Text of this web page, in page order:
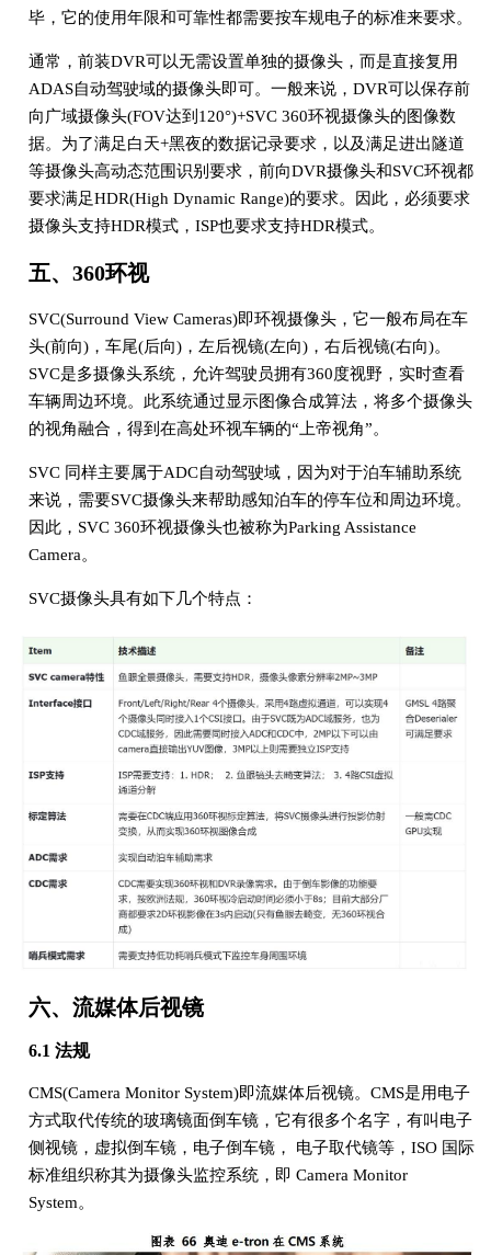
毕，它的使用年限和可靠性都需要按车规电子的标准来要求。
通常，前装DVR可以无需设置单独的摄像头，而是直接复用
ADAS自动驾驶域的摄像头即可。一般来说，DVR可以保存前
向广域摄像头(FOV达到120°)+SVC 360环视摄像头的图像数
据。为了满足白天+黑夜的数据记录要求，以及满足进出隧道
等摄像头高动态范围识别要求，前向DVR摄像头和SVC环视都
要求满足HDR(High Dynamic Range)的要求。因此，必须要求
摄像头支持HDR模式，ISP也要求支持HDR模式。
五、360环视
SVC(Surround View Cameras)即环视摄像头，它一般布局在车
头(前向)，车尾(后向)，左后视镜(左向)，右后视镜(右向)。
SVC是多摄像头系统，允许驾驶员拥有360度视野，实时查看
车辆周边环境。此系统通过显示图像合成算法，将多个摄像头
的视角融合，得到在高处环视车辆的“上帝视角”。
SVC 同样主要属于ADC自动驾驶域，因为对于泊车辅助系统
来说，需要SVC摄像头来帮助感知泊车的停车位和周边环境。
因此，SVC 360环视摄像头也被称为Parking Assistance
Camera。
SVC摄像头具有如下几个特点：
六、流媒体后视镜
6.1 法规
CMS(Camera Monitor System)即流媒体后视镜。CMS是用电子
方式取代传统的玻璃镜面倒车镜，它有很多个名字，有叫电子
侧视镜，虚拟倒车镜，电子倒车镜， 电子取代镜等，ISO 国际
标准组织称其为摄像头监控系统，即 Camera Monitor
System。